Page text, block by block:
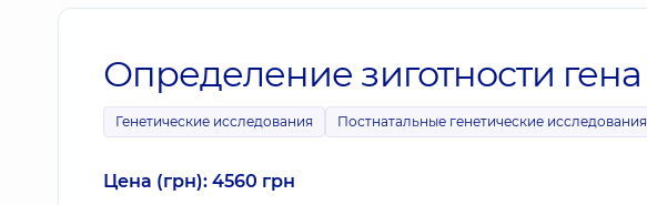
Определение зиготности
Генетические исследования Постнатальные генетические исследования
Цена (грн): 4560 грн